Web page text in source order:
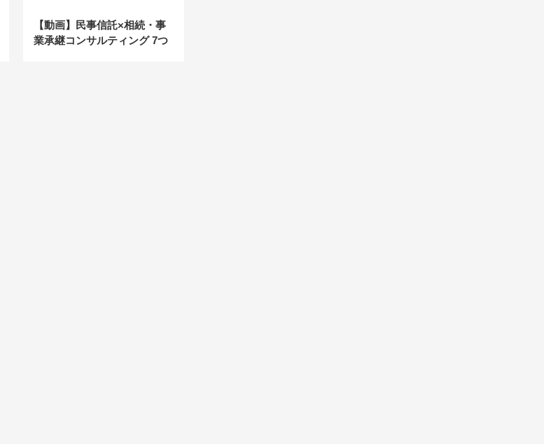
【動画】民事信託×相続・事
業承継コンサルティング 7つ